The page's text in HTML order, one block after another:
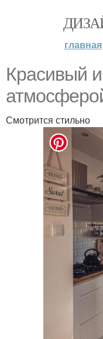
главная
Красивый
Смотрится стильно